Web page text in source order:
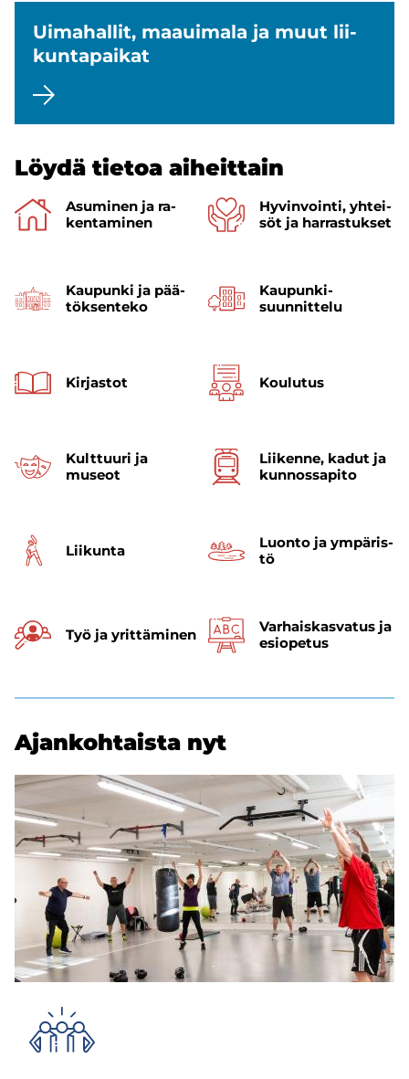
Ui­ma­hal­lit, maa­ui­ma­la ja muut lii­
kun­ta­pai­kat
Löydä tie­toa ai­heit­tain
Asu­mi­nen ja ra­
ken­ta­mi­nen
Hy­vin­voin­ti, yh­tei­
söt ja har­ras­tuk­set
Kau­pun­ki ja pää­
tök­sen­te­ko
Kaupunki­
suunnittelu
Kir­jas­tot Kou­lu­tus
Kult­tuu­ri ja
museot
Lii­ken­ne, kadut ja
kun­nos­sa­pi­to
Lii­kun­ta
Luon­to ja ym­pä­ris­
tö
Työ ja yrit­tä­mi­nen
Varhais­kasvatus ja
esi­opetus
Ajan­koh­tais­ta nyt